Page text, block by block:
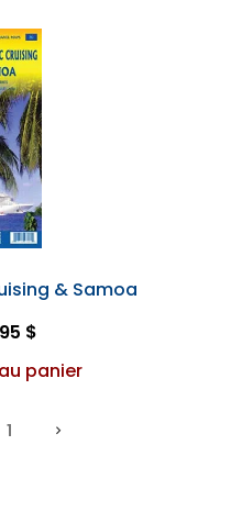
& Samoa
$
panier
1